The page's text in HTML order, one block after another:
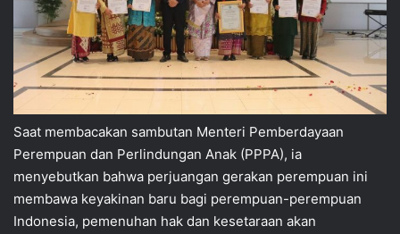
Saat membacakan sambutan Menteri Pemberdayaan
Perempuan dan Perlindungan Anak (PPPA), ia
menyebutkan bahwa perjuangan gerakan perempuan ini
membawa keyakinan baru bagi perempuan-perempuan
Indonesia, pemenuhan hak dan kesetaraan akan